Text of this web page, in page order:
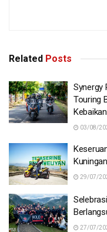
Related Posts
Synergy
Touring
Kebaikan
03/08/
29/07/
27/07/